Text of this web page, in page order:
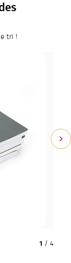
tri !
1 / 4